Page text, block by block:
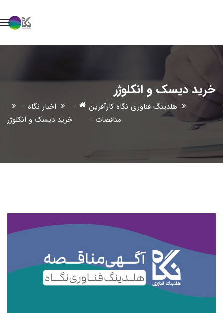
خرید دیسک و انکلوژر
هلدینگ فناوری نگاه کارآفرین > اخبار نگاه >
مناقصات > خرید دیسک و انکلوژر